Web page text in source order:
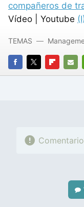
compañeros de
Vídeo | Youtube
FACEBOOK
TWITTERFLIPBOARD
E-
TEMAS